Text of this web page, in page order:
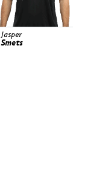
Jasper
Smets